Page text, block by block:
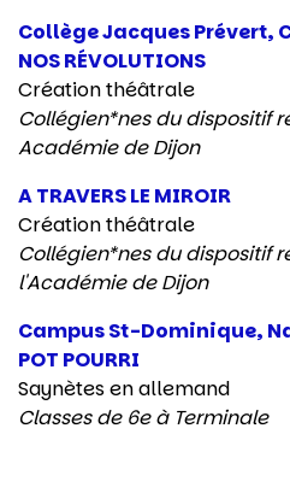
Collège Jacques Prévert,
NOS RÉVOLUTIONS
Création théâtrale
Collégien*nes du dispositif
Académie de Dijon
A TRAVERS LE MIROIR
Création théâtrale
Collégien*nes du dispositif
l'Académie de Dijon
Campus St-Dominique,
POT POURRI
Saynètes en allemand
Classes de 6e à Terminale